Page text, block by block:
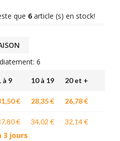
que 6 article (s) en stock!
6
à 9 10 à 19 20 et +
€ 28,35 € 26,78 €
€ 34,02 € 32,14 €
3 jours